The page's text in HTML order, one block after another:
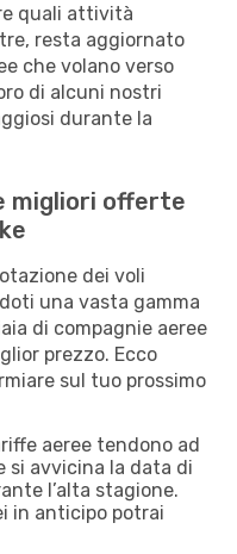
quali attività
resta aggiornato
che volano verso
di alcuni nostri
durante la
migliori offerte
dei voli
una vasta gamma
di compagnie aeree
prezzo. Ecco
sul tuo prossimo
aeree tendono ad
si avvicina la data di
l’alta stagione.
in anticipo potrai